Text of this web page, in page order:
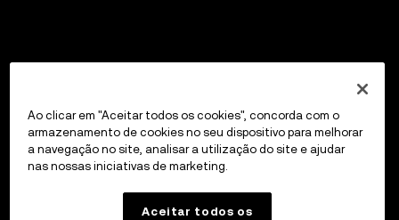
Ao clicar em "Aceitar todos os cookies", concorda com o
armazenamento de cookies no seu dispositivo para melhorar
a navegação no site, analisar a utilização do site e ajudar
nas nossas iniciativas de marketing.
Aceitar todos os